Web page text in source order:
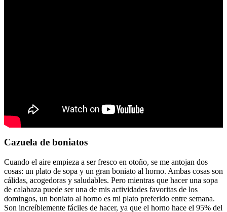
Cazuela de boniatos
Cuando el aire empieza a ser fresco en otoño, se me antojan dos
cosas: un plato de sopa y un gran boniato al horno. Ambas cosas son
cálidas, acogedoras y saludables. Pero mientras que hacer una sopa
de calabaza puede ser una de mis actividades favoritas de los
domingos, un boniato al horno es mi plato preferido entre semana.
Son increíblemente fáciles de hacer, ya que el horno hace el 95% del